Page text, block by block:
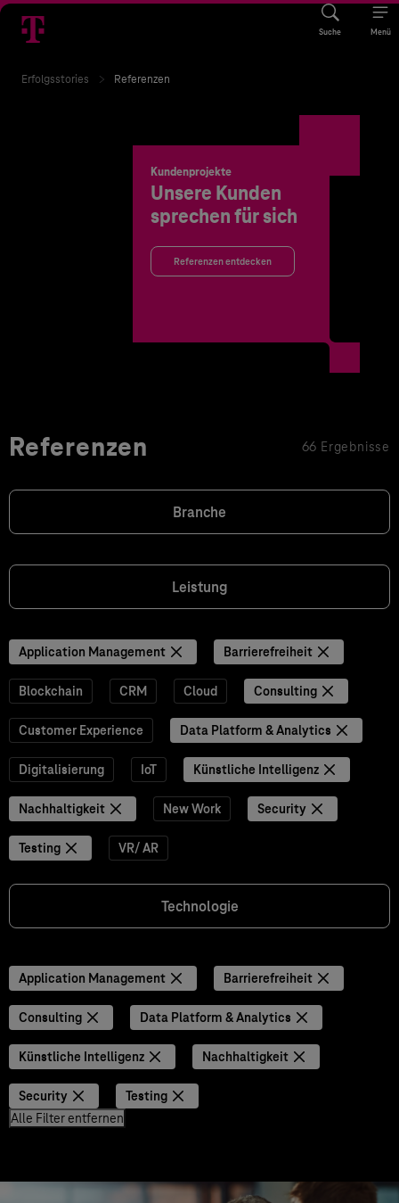
Suche Menü
Erfolgsstories Referenzen
Kundenprojekte
Unsere Kunden
sprechen für sich
Referenzen entdecken
Referenzen 66 Ergebnisse
Branche
Leistung
Application Management Barrierefreiheit
Blockchain CRM Cloud Consulting
Customer Experience Data Platform & Analytics
Digitalisierung IoT Künstliche Intelligenz
Nachhaltigkeit New Work Security
Testing VR/ AR
Technologie
Application Management Barrierefreiheit
Consulting Data Platform & Analytics
Künstliche Intelligenz Nachhaltigkeit
Security
Testing
Alle Filter entfernen